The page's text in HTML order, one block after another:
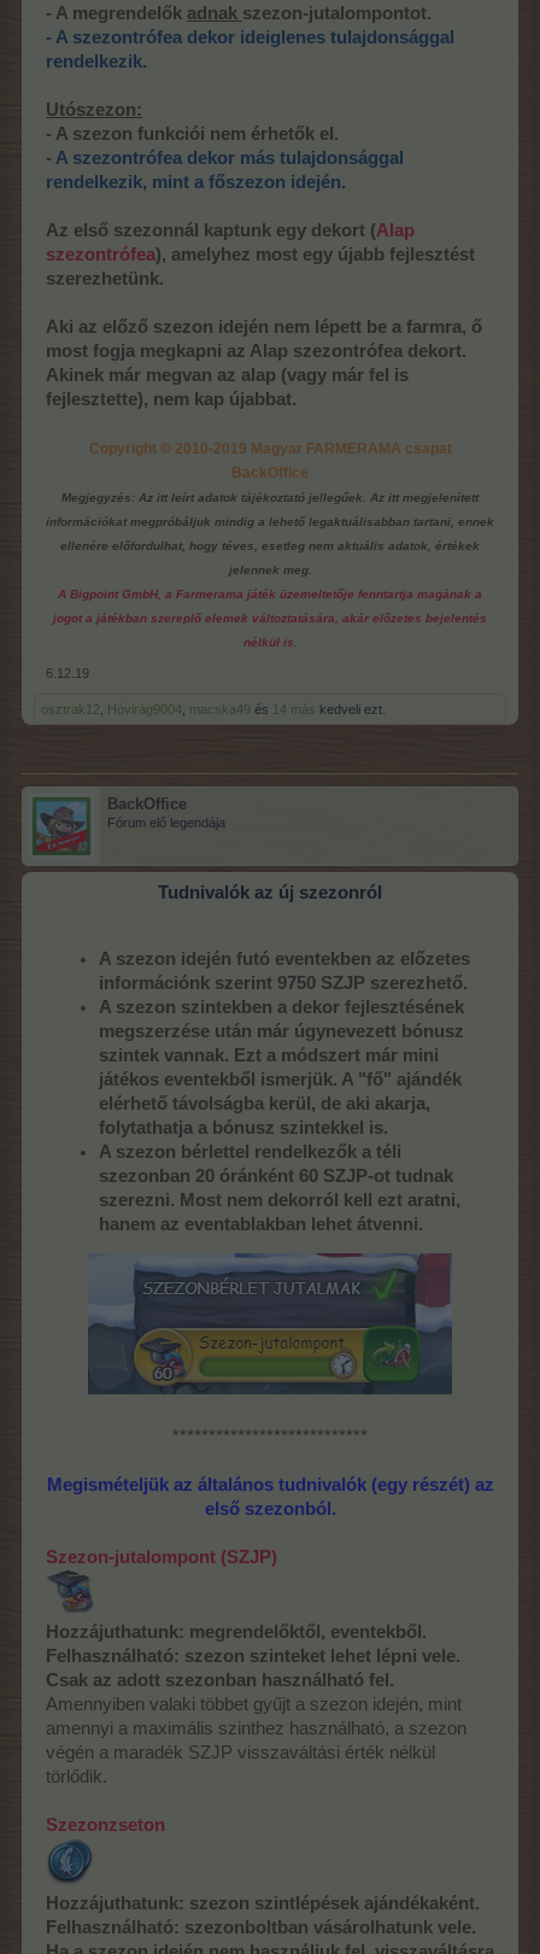
- A megrendelők adnak szezon-jutalompontot.
- A szezontrófea dekor ideiglenes tulajdonsággal
rendelkezik.
Utószezon:
- A szezon funkciói nem érhetők el.
- A szezontrófea dekor más tulajdonsággal
rendelkezik, mint a főszezon idején.
Az első szezonnál kaptunk egy dekort (Alap
szezontrófea), amelyhez most egy újabb fejlesztést
szerezhetünk.
Aki az előző szezon idején nem lépett be a farmra, ő
most fogja megkapni az Alap szezontrófea dekort.
Akinek már megvan az alap (vagy már fel is
fejlesztette), nem kap újabbat.
Copyright © 2010-2019 Magyar FARMERAMA csapat
BackOffice
Megjegyzés: Az itt leírt adatok tájékoztató jellegűek. Az itt megjelenített
információkat megpróbáljuk mindig a lehető legaktuálisabban tartani, ennek
ellenére előfordulhat, hogy téves, esetleg nem aktuális adatok, értékek
jelennek meg.
A Bigpoint GmbH, a Farmerama játék üzemeltetője fenntartja magának a
jogot a játékban szereplő elemek változtatására, akár előzetes bejelentés
nélkül is.
6.12.19
osztrak12 Hóvirág9004 macska49 és 14 más kedveli ezt.
BackOffice
Fórum elő legendája
Tudnivalók az új szezonról
A szezon idején futó eventekben az előzetes
információnk szerint 9750 SZJP szerezhető.
A szezon szintekben a dekor fejlesztésének
megszerzése után már úgynevezett bónusz
szintek vannak. Ezt a módszert már mini
játékos eventekből ismerjük. A "fő" ajándék
elérhető távolságba kerül, de aki akarja,
folytathatja a bónusz szintekkel is.
A szezon bérlettel rendelkezők a téli
szezonban 20 óránként 60 SZJP-ot tudnak
szerezni. Most nem dekorról kell ezt aratni,
hanem az eventablakban lehet átvenni.
***************************
Megismételjük az általános tudnivalók (egy részét) az
első szezonból.
Szezon-jutalompont (SZJP)
Hozzájuthatunk: megrendelőktől, eventekből.
Felhasználható: szezon szinteket lehet lépni vele.
Csak az adott szezonban használható fel.
Amennyiben valaki többet gyűjt a szezon idején, mint
amennyi a maximális szinthez használható, a szezon
végén a maradék SZJP visszaváltási érték nélkül
törlődik.
Szezonzseton
Hozzájuthatunk: szezon szintlépések ajándékaként.
Felhasználható: szezonboltban vásárolhatunk vele.